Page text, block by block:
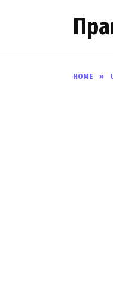
HOME »